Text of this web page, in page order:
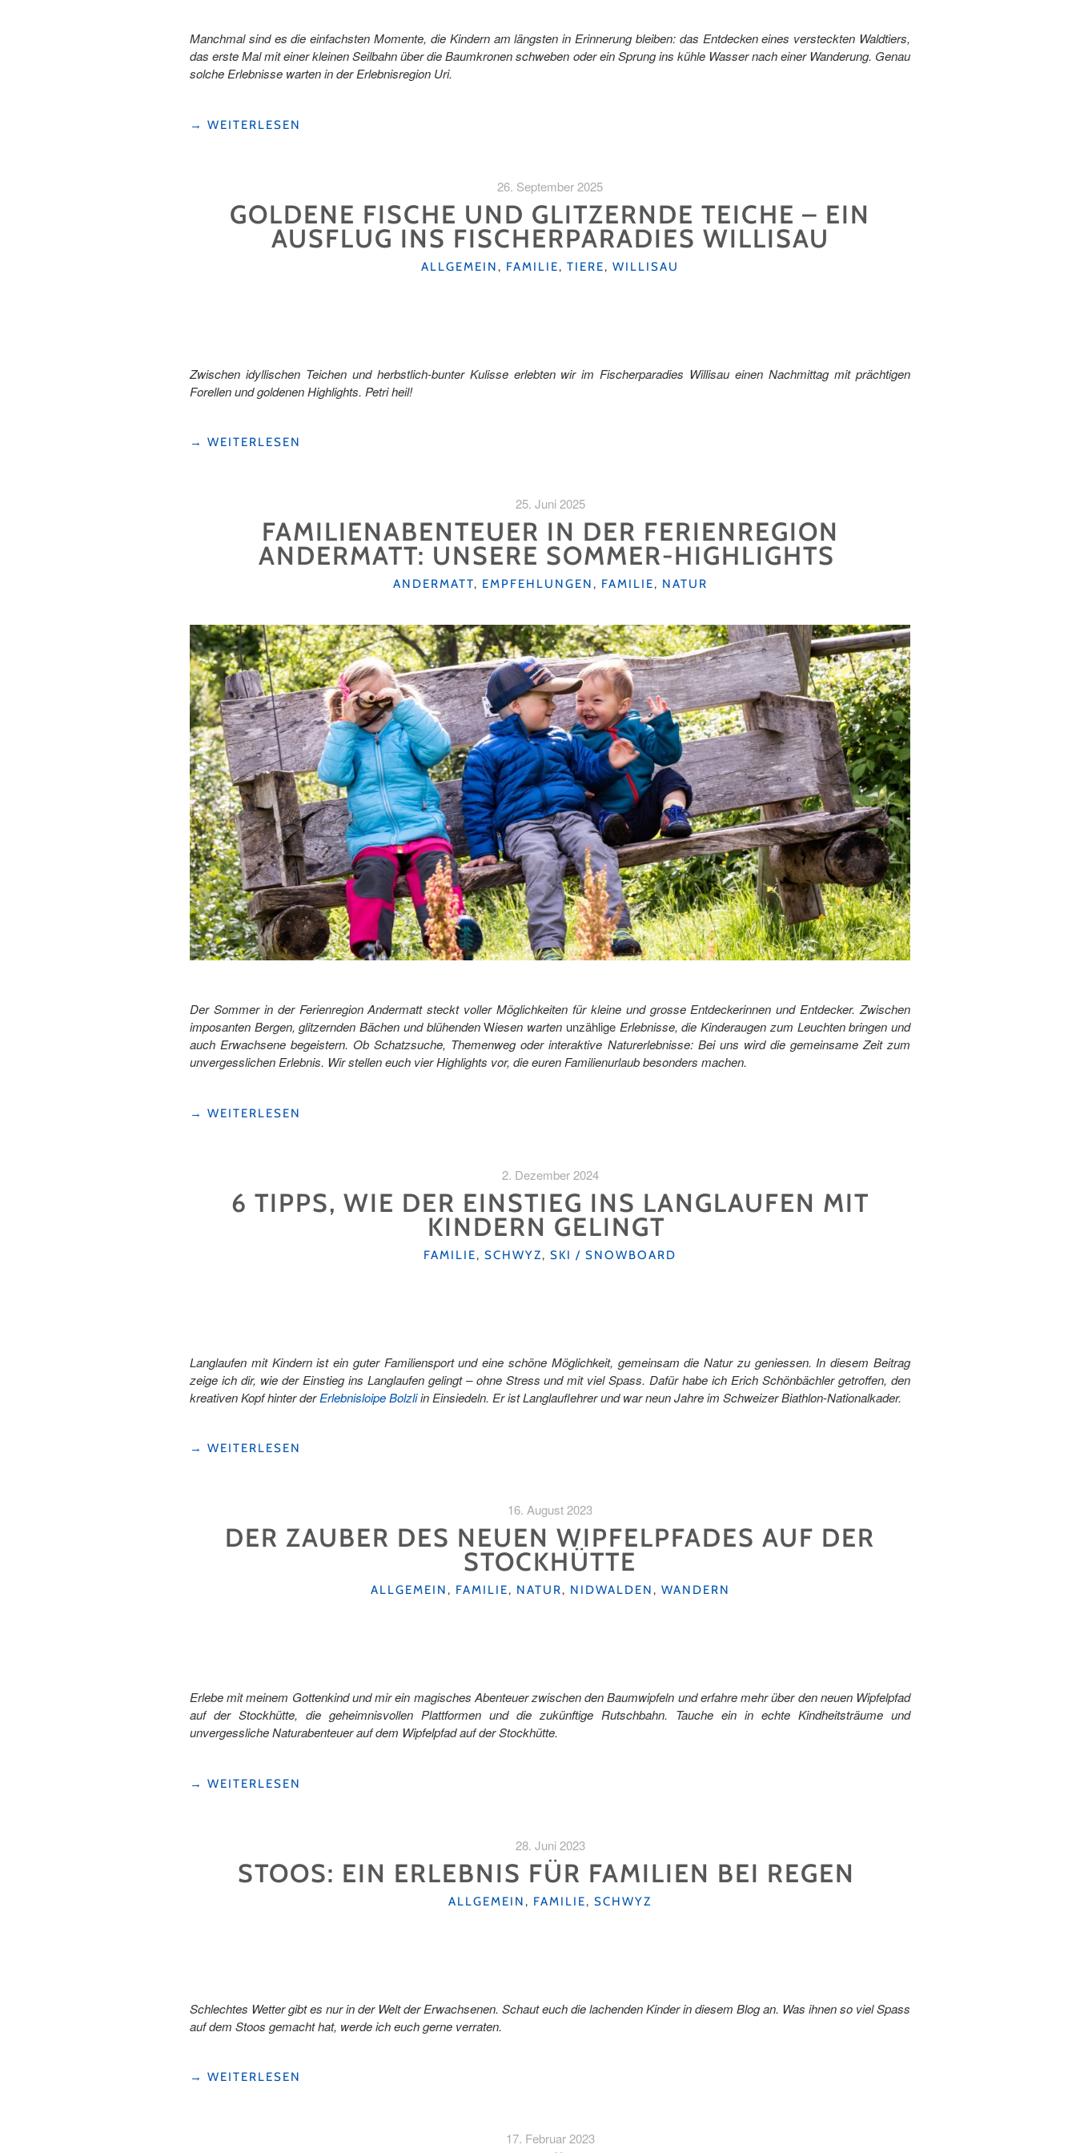
Manchmal sind es die einfachsten Momente, die Kindern am längsten in Erinnerung bleiben: das Entdecken eines versteckten Waldtiers,
das erste Mal mit einer kleinen Seilbahn über die Baumkronen schweben oder ein Sprung ins kühle Wasser nach einer Wanderung. Genau
solche Erlebnisse warten in der Erlebnisregion Uri.
"SOMMERFERIEN
FAMILIENAUSFLÜGE
→ WEITERLESEN
26. September 2025
GOLDENE FISCHE UND GLITZERNDE TEICHE – EIN
AUSFLUG INS FISCHERPARADIES WILLISAU
KATEGORIEN
ALLGEMEIN , FAMILIE, TIERE, WILLISAU
Zwischen idyllischen Teichen und herbstlich-bunter Kulisse erlebten wir im Fischerparadies Willisau einen Nachmittag mit prächtigen
Forellen und goldenen Highlights. Petri heil!
"GOLDENE
→ WEITERLESEN
25. Juni 2025
FAMILIENABENTEUER IN DER FERIENREGION
ANDERMATT: UNSERE SOMMER-HIGHLIGHTS
KATEGORIEN
ANDERMATT, EMPFEHLUNGEN, FAMILIE, NATUR
Der Sommer in der Ferienregion Andermatt steckt voller Möglichkeiten für kleine und grosse Entdeckerinnen und Entdecker. Zwischen
imposanten Bergen, glitzernden Bächen und blühendenWiesen warten unzählige Erlebnisse, die Kinderaugen zum Leuchten bringen und
auch Erwachsene begeistern. Ob Schatzsuche, Themenweg oder interaktive Naturerlebnisse: Bei uns wird die gemeinsame Zeit zum
unvergesslichen Erlebnis. Wir stellen euch vier Highlights vor, die euren Familienurlaub besonders machen.
"FAMILIENABENTEUER
UNSERE
SOMMER-
→ WEITERLESEN
2. Dezember 2024
6 TIPPS, WIE DER EINSTIEG INS LANGLAUFEN MIT
KINDERN GELINGT
KATEGORIEN
FAMILIE, SCHWYZ, SKI / SNOWBOARD
Langlaufen mit Kindern ist ein guter Familiensport und eine schöne Möglichkeit, gemeinsam die Natur zu geniessen. In diesem Beitrag
zeige ich dir, wie der Einstieg ins Langlaufen gelingt – ohne Stress und mit viel Spass. Dafür habe ich Erich Schönbächler getroffen, den
kreativen Kopf hinter derErlebnisloipe Bolzliin Einsiedeln. Er ist Langlauflehrer und war neun Jahre im Schweizer Biathlon-Nationalkader.
"6
LANGLAUFEN
→ WEITERLESEN
16. August 2023
DER ZAUBER DES NEUEN WIPFELPFADES AUF DER
STOCKHÜTTE
KATEGORIEN
ALLGEMEIN, FAMILIE, NATUR, NIDWALDEN, WANDERN
Erlebe mit meinem Gottenkind und mir ein magisches Abenteuer zwischen den Baumwipfeln und erfahre mehr über den neuen Wipfelpfad
auf der Stockhütte, die geheimnisvollen Plattformen und die zukünftige Rutschbahn. Tauche ein in echte Kindheitsträume und
unvergessliche Naturabenteuer auf dem Wipfelpfad auf der Stockhütte.
"DER
→ WEITERLESEN
28. Juni 2023
STOOS: EIN ERLEBNIS FÜR FAMILIEN BEI REGEN
KATEGORIEN
ALLGEMEIN, FAMILIE, SCHWYZ
Schlechtes Wetter gibt es nur in der Welt der Erwachsenen. Schaut euch die lachenden Kinder in diesem Blog an. Was ihnen so viel Spass
auf dem Stoos gemacht hat, werde ich euch gerne verraten.
"STOOS:
→ WEITERLESEN
17. Februar 2023